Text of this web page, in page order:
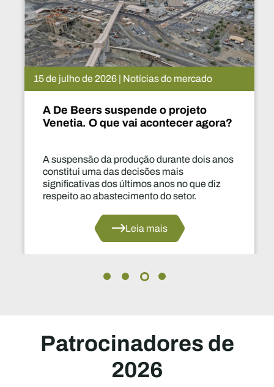
15 de julho de 2026 | Notícias do mercado
A De Beers suspende o projeto
Venetia. O que vai acontecer agora?
A suspensão da produção durante dois anos
constitui uma das decisões mais
significativas dos últimos anos no que diz
respeito ao abastecimento do setor.
Leia mais
Patrocinadores de
2026